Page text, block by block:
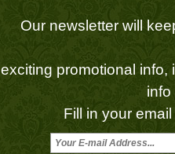
Our newsletter will
exciting promotional info,
info
Fill in your